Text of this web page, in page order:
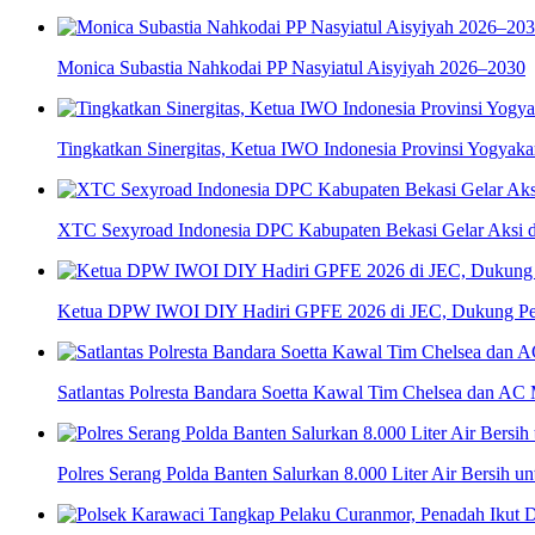
Monica Subastia Nahkodai PP Nasyiatul Aisyiyah 2026–2030
Tingkatkan Sinergitas, Ketua IWO Indonesia Provinsi
XTC Sexyroad Indonesia DPC Kabupaten Bekasi Gelar
Ketua DPW IWOI DIY Hadiri GPFE 2026 di JEC, Dukung
Satlantas Polresta Bandara Soetta Kawal Tim Chelsea dan
Polres Serang Polda Banten Salurkan 8.000 Liter Air Bersih